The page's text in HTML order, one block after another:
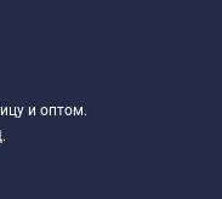
и оптом.